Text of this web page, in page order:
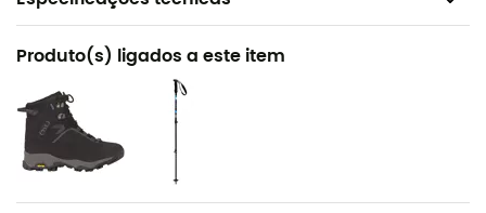
Recomendado para
Raquetes de neve
Género
Homem / Mulher
Nome do produto
Produto(s) ligados a este item